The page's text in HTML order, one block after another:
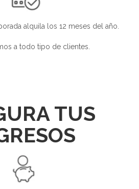
alquila los 12 meses del año.
a todo tipo de clientes.
TUS